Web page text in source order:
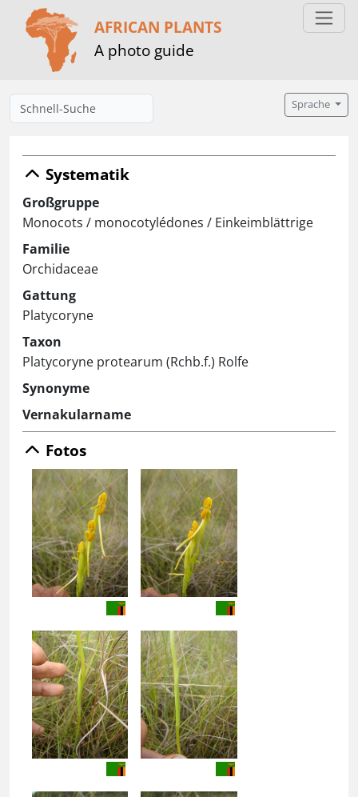
AFRICAN PLANTS
A photo guide
Sprache
Systematik
Großgruppe
Monocots / monocotylédones / Einkeimblättrige
Familie
Orchidaceae
Gattung
Platycoryne
Taxon
Platycoryne protearum (Rchb.f.) Rolfe
Synonyme
Vernakularname
Fotos